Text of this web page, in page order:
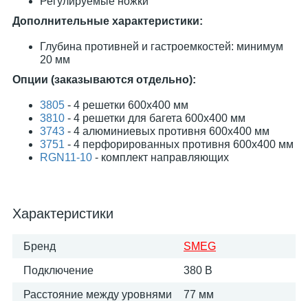
Дополнительные характеристики:
Глубина противней и гастроемкостей: минимум
20 мм
Опции (заказываются отдельно):
3805 - 4 решетки 600х400 мм
3810 - 4 решетки для багета 600х400 мм
3743 - 4 алюминиевых противня 600х400 мм
3751 - 4 перфорированных противня 600х400 мм
RGN11-10 - комплект направляющих
Характеристики
Бренд SMEG
Подключение 380 В
Расстояние между уровнями 77 мм